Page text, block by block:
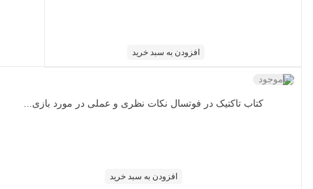
افزودن به سبد خرید
کتاب تاکتیک در فوتسال نکات نظری و عملی در مورد بازی...
ناموجود
افزودن به سبد خرید